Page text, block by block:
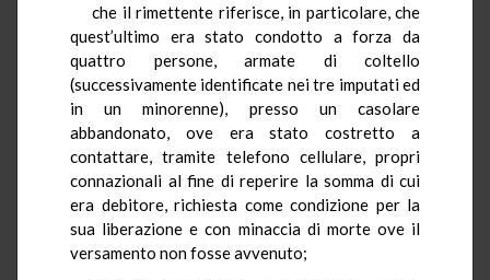
che il rimettente riferisce, in particolare, che
quest’ultimo era stato condotto a forza da
quattro persone, armate di coltello
(successivamente identificate nei tre imputati ed
in un minorenne), presso un casolare
abbandonato, ove era stato costretto a
contattare, tramite telefono cellulare, propri
connazionali al fine di reperire la somma di cui
era debitore, richiesta come condizione per la
sua liberazione e con minaccia di morte ove il
versamento non fosse avvenuto;